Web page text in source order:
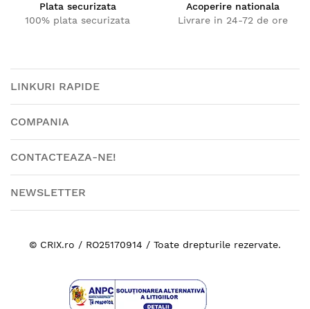
Plata securizata
100% plata securizata
Acoperire nationala
Livrare in 24-72 de ore
LINKURI RAPIDE
COMPANIA
CONTACTEAZA-NE!
NEWSLETTER
© CRIX.ro / RO25170914 / Toate drepturile rezervate.